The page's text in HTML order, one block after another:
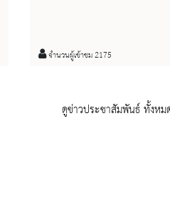
จำนวนผู้เข้าชม 2175
ดูข่าวประชาสัมพันธ์ ทั้งหม